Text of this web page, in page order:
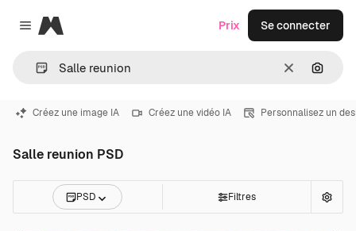
Close menu
Magnific
Effacer
Prix Se connecter
Créez une image IA Créez une vidéo IA Personnalisez un
Salle reunion PSD
PSD Filtres